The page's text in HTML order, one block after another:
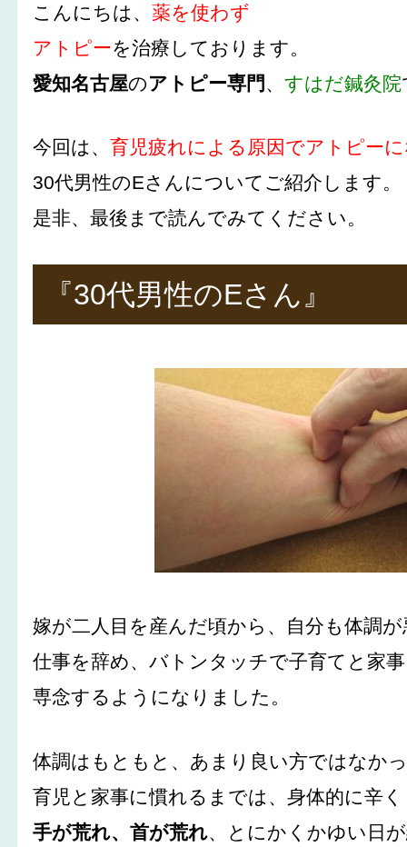
こんにちは、薬を使わず
アトピーを治療しております。
愛知名古屋のアトピー専門 、すはだ鍼灸院
今回は、育児疲れによる原因でアトピー
30代男性のEさんについてご紹介します。
是非、最後まで読んでみてください。
『30代男性のEさん』
嫁が二人目を産んだ頃から、自分も体調
仕事を辞め、バトンタッチで子育てと家
専念するようになりました。
体調はもともと、あまり良い方ではなか
育児と家事に慣れるまでは、身体的に辛く
手が荒れ、首が荒れ、とにかくかゆい日